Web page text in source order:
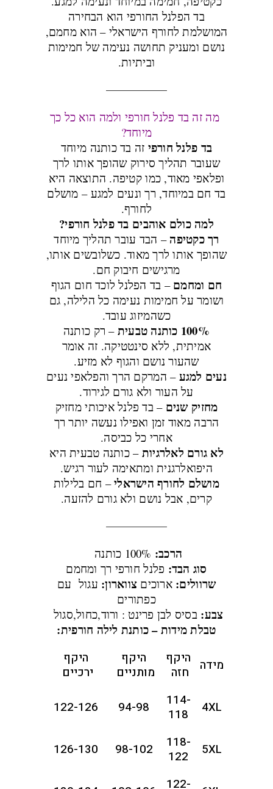
בד הפלנל החורפי הוא הבחירה
המושלמת לחורף הישראלי – הוא מחמם,
נושם ומעניק תחושה נעימה של חמימות
וביתיות.
מה זה בד פלנל חורפי ולמה הוא כל כך
מיוחד?
בד פלנל חורפי זה בד כותנה מיוחד
שעובר תהליך סירוק שהופך אותו לרך
ופלאפי מאוד, כמו קטיפה. התוצאה היא
בד חם במיוחד, רך ונעים למגע – מושלם
לחורף.
למה כולם אוהבים בד פלנל חורפי?
רך כקטיפה – הבד עובר תהליך מיוחד
שהופך אותו לרך מאוד. כשלובשים אותו,
מרגישים חיבוק חם.
חם ומחמם – בד הפלנל לוכד חום הגוף
ושומר על חמימות נעימה כל הלילה, גם
כשהמיזוג עובד.
100% כותנה טבעית
– רק כותנה
אמיתית, ללא סינטטיקה. זה אומר
שהעור נושם והגוף לא מזיע.
נעים למגע – המרקם הרך והפלאפי נעים
על העור ולא גורם לגירוד.
מחזיק שנים – בד פלנל איכותי מחזיק
הרבה מאוד זמן ואפילו נעשה יותר רך
אחרי כל כביסה.
לא גורם לאלרגיות – כותנה טבעית היא
היפואלרגנית ומתאימה לעור רגיש.
מושלם לחורף הישראלי– חם בלילות
קרים, אבל נושם ולא גורם להזעה.
הרכב:
סוג הבד: פלנל חורפי רך ומחמם
שרוולים: ארוכים צווארון: עגול עם
כפתורים
צבע: בסיס לבן פרינט : ורוד,כחול,סגול
טבלת מידות – כותנת לילה חורפית:
מידה
היקף
חזה
היקף
מותניים
היקף
ירכיים
4XL
114-
118
94-98
122-126
5XL
118-
122
98-102
126-130
122-